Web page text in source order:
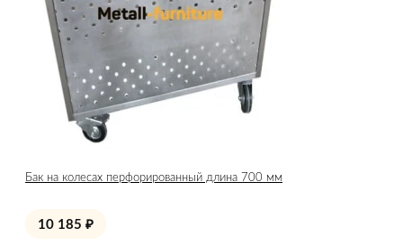
Бак на колесах перфорированный длина 700 мм
10 185 ₽